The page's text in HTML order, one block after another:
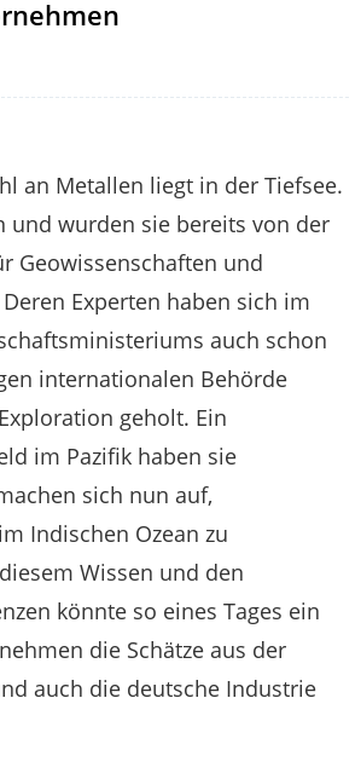
an Metallen liegt in der Tiefsee.
und wurden sie bereits von der
Geowissenschaften und
Deren Experten haben sich im
auch schon
internationalen Behörde
geholt. Ein
im Pazifik haben sie
sich nun auf,
Indischen Ozean zu
Wissen und den
könnte so eines Tages ein
die Schätze aus der
auch die deutsche Industrie